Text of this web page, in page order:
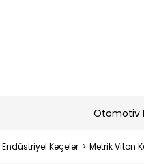
Otomotiv
Endüstriyel Keçeler Metrik Viton